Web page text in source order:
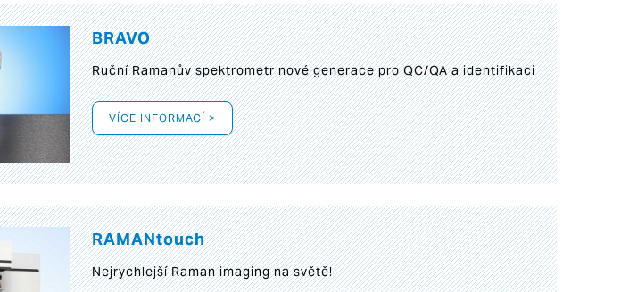
BRAVO
Ruční Ramanův spektrometr nové generace pro QC/QA a identifikaci
VÍCE INFORMACÍ >
RAMANtouch
Nejrychlejší Raman imaging na světě!